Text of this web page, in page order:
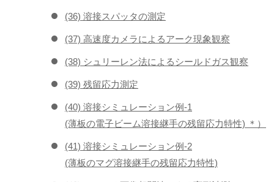
(36) 溶接スパッタの測定
(37) 高速度カメラによるアーク現象観察
(38) シュリーレン法によるシールドガス観察
(39) 残留応力測定
(40) 溶接シミュレーション例-1
(薄板の電子ビーム溶接継手の残留応力特性) ＊）
(41) 溶接シミュレーション例-2
(薄板のマグ溶接継手の残留応力特性)